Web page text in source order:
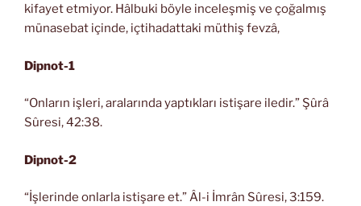
kifayet etmiyor. Hâlbuki böyle inceleşmiş ve çoğalmış
münasebat içinde, içtihadattaki müthiş fevzâ,
Dipnot-1
“Onların işleri, aralarında yaptıkları istişare iledir.” Şûrâ
Sûresi, 42:38.
Dipnot-2
“İşlerinde onlarla istişare et.” Âl-i İmrân Sûresi, 3:159.